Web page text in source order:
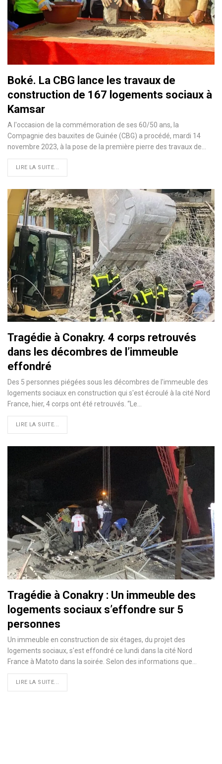
Boké. La CBG lance les travaux de
construction de 167 logements sociaux à
Kamsar
A l'occasion de la commémoration de ses 60/50 ans, la
Compagnie des bauxites de Guinée (CBG) a procédé, mardi 14
novembre 2023, à la pose de la première pierre des travaux de…
LIRE LA SUITE...
Tragédie à Conakry. 4 corps retrouvés
dans les décombres de l’immeuble
effondré
Des 5 personnes piégées sous les décombres de l'immeuble des
logements sociaux en construction qui s'est écroulé à la cité Nord
France, hier, 4 corps ont été retrouvés. ‘‘Le…
LIRE LA SUITE...
Tragédie à Conakry : Un immeuble des
logements sociaux s’effondre sur 5
personnes
Un immeuble en construction de six étages, du projet des
logements sociaux, s'est effondré ce lundi dans la cité Nord
France à Matoto dans la soirée. Selon des informations que…
LIRE LA SUITE...